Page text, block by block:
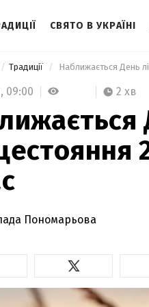
СВЯТО В УКРАЇНІ
Традиції Наближається День
09:00 2 хв
Пономарьова